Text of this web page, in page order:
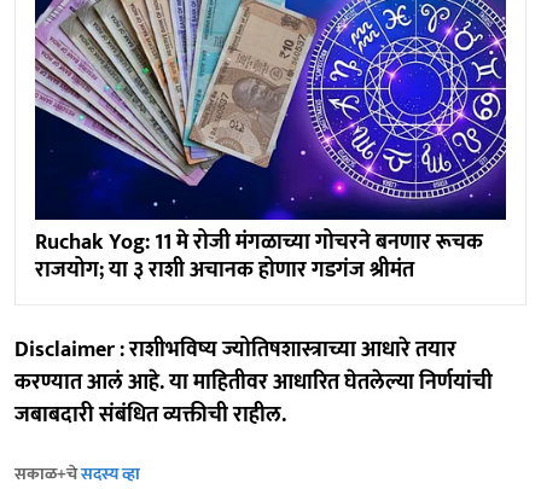
Ruchak Yog: 11 मे रोजी मंगळाच्या गोचरने बनणार रूचक
राजयोग; या ३ राशी अचानक होणार गडगंज श्रीमंत
Disclaimer : राशीभविष्य ज्योतिषशास्त्राच्या आधारे तयार
करण्यात आलं आहे. या माहितीवर आधारित घेतलेल्या निर्णयांची
जबाबदारी संबंधित व्यक्तीची राहील.
सकाळ+चेसदस्य व्हा